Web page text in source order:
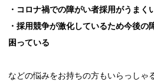
・コロナ禍での障がい者採用がうまく
・採用競争が激化しているため今後の
困っている
などの悩みをお持ちの方もいらっしゃ